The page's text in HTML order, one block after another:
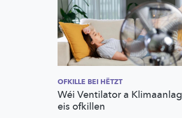
OFKILLE BEI HËTZT
Wéi Ventilator a Klimaanlag
eis ofkillen